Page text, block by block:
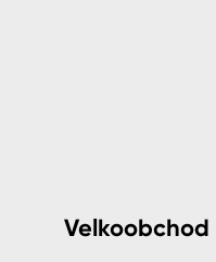
Velkoobchod